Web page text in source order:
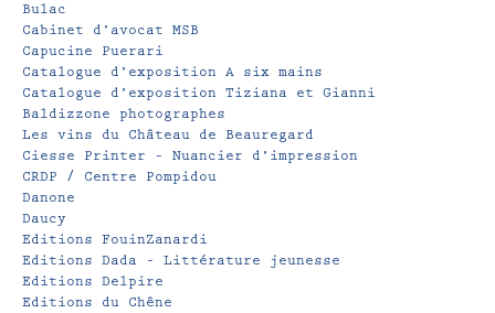
Bulac
Cabinet d’avocat MSB
Capucine Puerari
Catalogue d’exposition A six mains
Catalogue d’exposition Tiziana et Gianni
Baldizzone photographes
Les vins du Château de Beauregard
Ciesse Printer – Nuancier d’impression
CRDP / Centre Pompidou
Danone
Daucy
Editions FouinZanardi
Editions Dada – Littérature jeunesse
Editions Delpire
Editions du Chêne